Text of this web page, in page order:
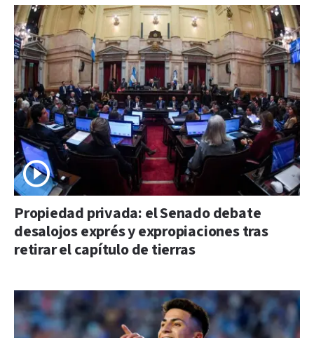
Propiedad privada: el Senado debate
desalojos exprés y expropiaciones tras
retirar el capítulo de tierras